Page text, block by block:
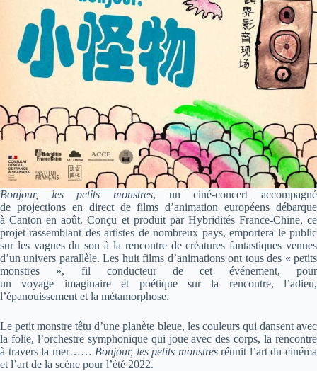
Bonjour, les petits monstres, un ciné-concert accompagné
de projections en direct de films d’animation européens débarque
à Canton en août. Conçu et produit par Hybridités France-Chine, ce
projet rassemblant des artistes de nombreux pays, emportera le public
sur les vagues du son à la rencontre de créatures fantastiques venues
d’un univers parallèle. Les huit films d’animations ont tous des « petits
monstres », fil conducteur de cet événement, pour
un voyage imaginaire et poétique sur la rencontre, l’adieu,
l’épanouissement et la métamorphose.
Le petit monstre têtu d’une planète bleue, les couleurs qui dansent avec
la folie, l’orchestre symphonique qui joue avec des corps, la rencontre
à travers la mer…… Bonjour, les petits monstresréunit l’art du cinéma
et l’art de la scène pour l’été 2022.